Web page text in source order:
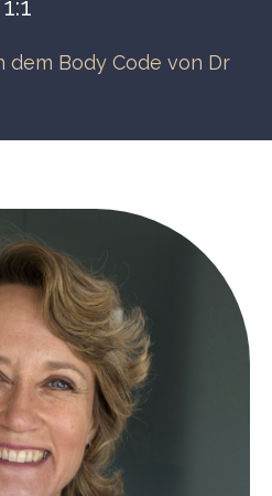
dem Body Code von Dr